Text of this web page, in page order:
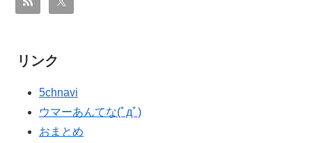
リンク
5chnavi
ウマーあんてな(ﾟдﾟ)
おまとめ